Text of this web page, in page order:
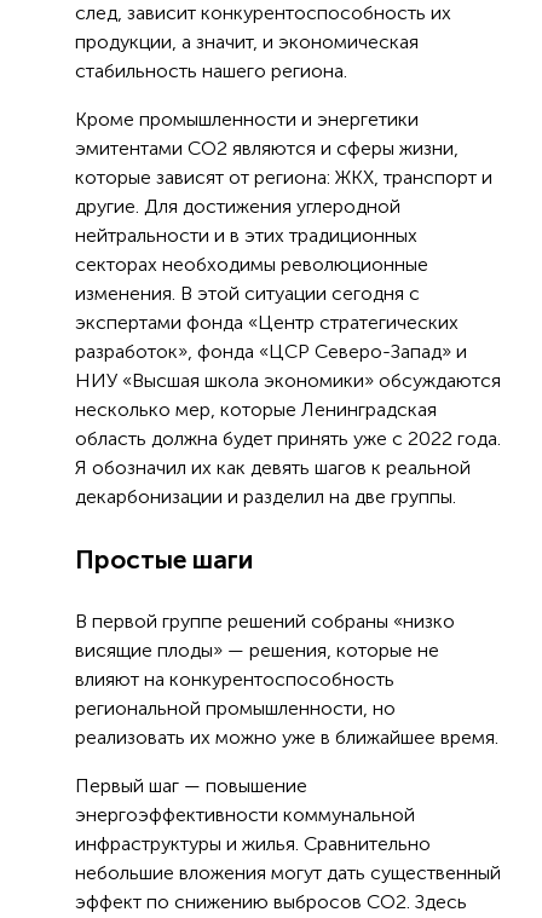
след, зависит конкурентоспособность их
продукции, а значит, и экономическая
стабильность нашего региона.
Кроме промышленности и энергетики
эмитентами СО2 являются и сферы жизни,
которые зависят от региона: ЖКХ, транспорт и
другие. Для достижения углеродной
нейтральности и в этих традиционных
секторах необходимы революционные
изменения. В этой ситуации сегодня с
экспертами фонда «Центр стратегических
разработок», фонда «ЦСР Северо-Запад» и
НИУ «Высшая школа экономики» обсуждаются
несколько мер, которые Ленинградская
область должна будет принять уже с 2022 года.
Я обозначил их как девять шагов к реальной
декарбонизации и разделил на две группы.
Простые шаги
В первой группе решений собраны «низко
висящие плоды» — решения, которые не
влияют на конкурентоспособность
региональной промышленности, но
реализовать их можно уже в ближайшее время.
Первый шаг — повышение
энергоэффективности коммунальной
инфраструктуры и жилья. Сравнительно
небольшие вложения могут дать существенный
эффект по снижению выбросов CO2. Здесь